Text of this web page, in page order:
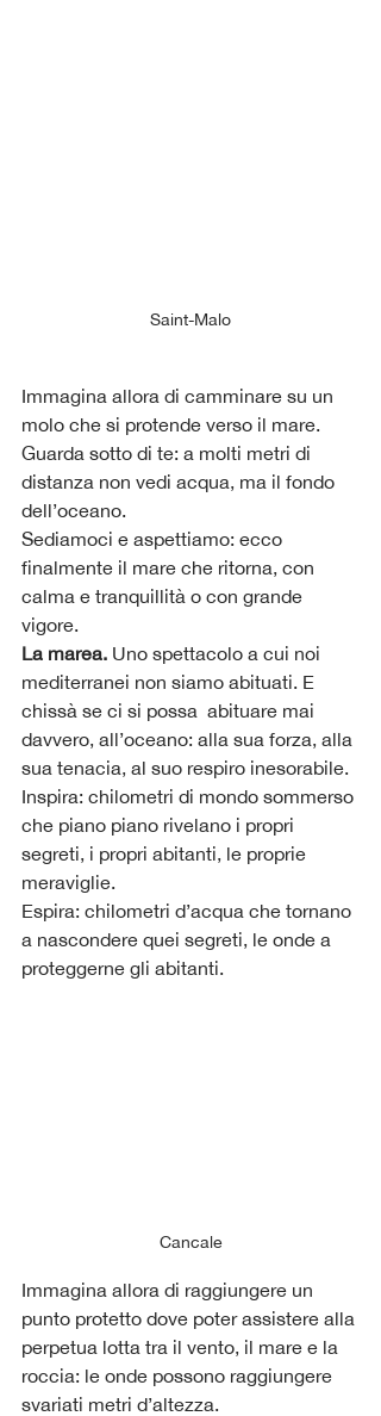
Saint-Malo
Immagina allora di camminare su un
molo che si protende verso il mare.
Guarda sotto di te: a molti metri di
distanza non vedi acqua, ma il fondo
dell’oceano.
Sediamoci e aspettiamo: ecco
finalmente il mare che ritorna, con
calma e tranquillità o con grande
vigore.
La marea. Uno spettacolo a cui noi
mediterranei non siamo abituati. E
chissà se ci si possa  abituare mai
davvero, all’oceano: alla sua forza, alla
sua tenacia, al suo respiro inesorabile.
Inspira: chilometri di mondo sommerso
che piano piano rivelano i propri
segreti, i propri abitanti, le proprie
meraviglie.
Espira: chilometri d’acqua che tornano
a nascondere quei segreti, le onde a
proteggerne gli abitanti.
Cancale
Immagina allora di raggiungere un
punto protetto dove poter assistere alla
perpetua lotta tra il vento, il mare e la
roccia: le onde possono raggiungere
svariati metri d’altezza.